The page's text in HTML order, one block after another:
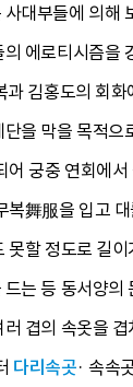
대부들에 의해
에로티시즘을
김홍도의 회
을 막을 목적
어 궁중 연회에
舞服을 입고
못할 정도로 길
는 등 동서양
겹의 속옷을
다리속곳· 속속